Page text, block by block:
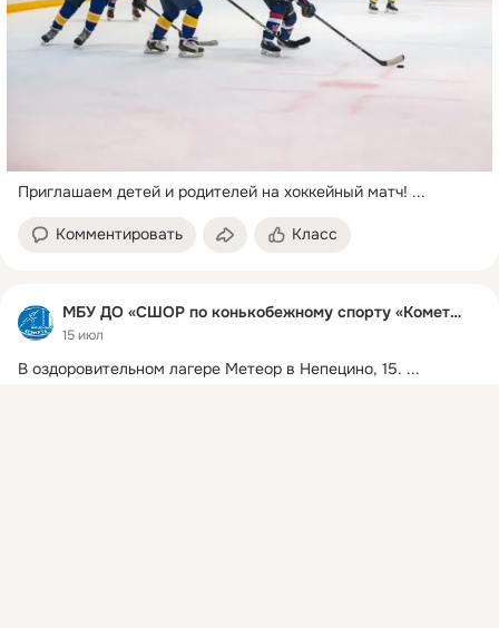
Приглашаем детей и родителей на хоккейный матч! ...
Комментировать Класс
МБУ ДО «СШОР по конькобежному спорту «Комета»
15 июл
В оздоровительном лагере Метеор в Непецино, 15. ...